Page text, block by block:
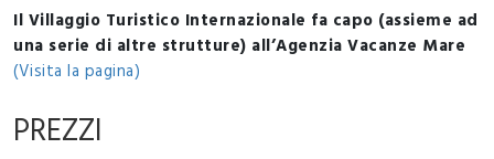
Il Villaggio Turistico Internazionale fa capo (assieme ad
una serie di altre strutture) all’Agenzia Vacanze Mare
(Visita la pagina)
PREZZI